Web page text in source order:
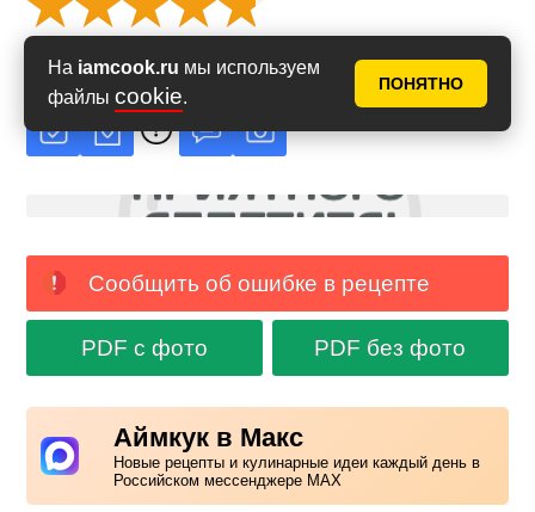
На iamcook.ru мы используем
файлы cookie.
ПОНЯТНО
Рейтинг
на основе31голосов
Сообщить об ошибке в рецепте
PDF с фото PDF без фото
Аймкук в Макс
Новые рецепты и кулинарные идеи каждый день в
Российском мессенджере MAX